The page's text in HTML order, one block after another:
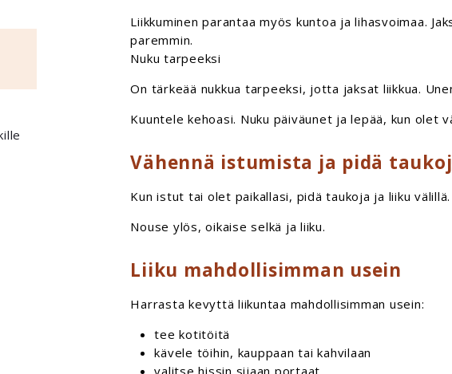
Liikkuminen parantaa myös kuntoa ja lihasvoimaa.
paremmin.
Nuku tarpeeksi
On tärkeää nukkua tarpeeksi, jotta jaksat liikkua.
Kuuntele kehoasi. Nuku päiväunet ja lepää, kun olet
Vähennä istumista ja pidä
Kun istut tai olet paikallasi, pidä taukoja ja liiku välillä.
Nouse ylös, oikaise selkä ja liiku.
Liiku mahdollisimman usein
Harrasta kevyttä liikuntaa mahdollisimman usein:
tee kotitöitä
kävele töihin, kauppaan tai kahvilaan